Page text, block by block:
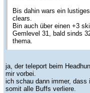
Bis dahin wars ein
clears.
Bin auch über einen +3
Gemlevel 31, bald sinds
thema.
ja, der teleport beim
mir vorbei.
ich schau dann immer, dass
somit alle Buffs verliere.